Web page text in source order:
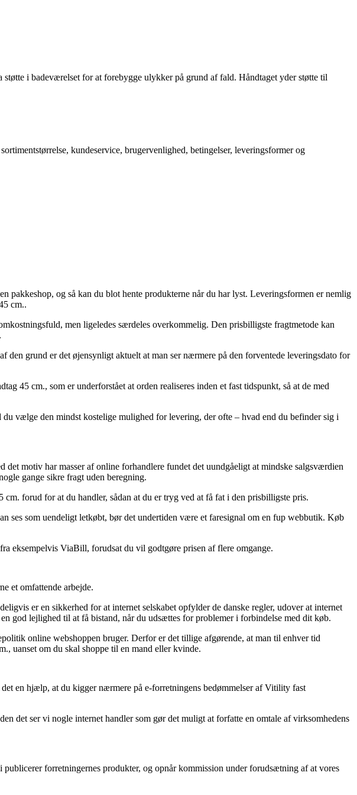
i badeværelset for at forebygge ulykker på grund af fald. Håndtaget yder støtte til
kundeservice, brugervenlighed, betingelser, leveringsformer og
pakkeshop, og så kan du blot hente produkterne når du har lyst. Leveringsformen er nemlig
cm..
men ligeledes særdeles overkommelig. Den prisbilligste fragtmetode kan
grund er det øjensynligt aktuelt at man ser nærmere på den forventede leveringsdato for
45 cm., som er underforstået at orden realiseres inden et fast tidspunkt, så at de med
vælge den mindst kostelige mulighed for levering, der ofte – hvad end du befinder sig i
motiv har masser af online forhandlere fundet det uundgåeligt at mindske salgsværdien
gange sikre fragt uden beregning.
forud for at du handler, sådan at du er tryg ved at få fat i den prisbilligste pris.
ses som uendeligt letkøbt, bør det undertiden være et faresignal om en fup webbutik. Køb
eksempelvis ViaBill, forudsat du vil godtgøre prisen af flere omgange.
et omfattende arbejde.
er en sikkerhed for at internet selskabet opfylder de danske regler, udover at internet
god lejlighed til at få bistand, når du udsættes for problemer i forbindelse med dit køb.
online webshoppen bruger. Derfor er det tillige afgørende, at man til enhver tid
uanset om du skal shoppe til en mand eller kvinde.
en hjælp, at du kigger nærmere på e-forretningens bedømmelser af Vitility fast
det ser vi nogle internet handler som gør det muligt at forfatte en omtale af virksomhedens
forretningernes produkter, og opnår kommission under forudsætning af at vores